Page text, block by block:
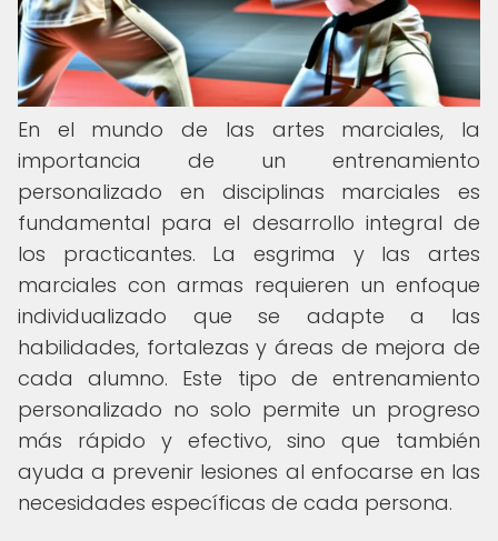
En el mundo de las artes marciales, la
importancia de un entrenamiento
personalizado en disciplinas marciales es
fundamental para el desarrollo integral de
los practicantes. La esgrima y las artes
marciales con armas requieren un enfoque
individualizado que se adapte a las
habilidades, fortalezas y áreas de mejora de
cada alumno. Este tipo de entrenamiento
personalizado no solo permite un progreso
más rápido y efectivo, sino que también
ayuda a prevenir lesiones al enfocarse en las
necesidades específicas de cada persona.